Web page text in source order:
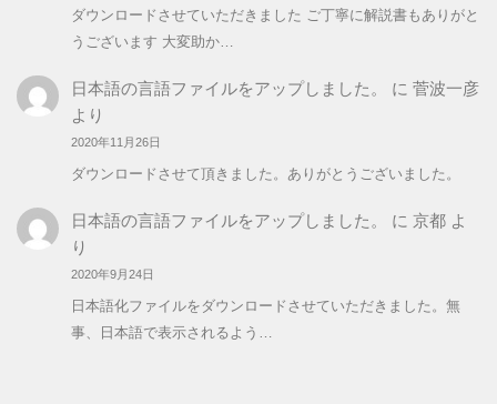
ダウンロードさせていただきました ご丁寧に解説書もありがと
うございます 大変助か…
日本語の言語ファイルをアップしました。 に 菅波一彦
より
2020年11月26日
ダウンロードさせて頂きました。ありがとうございました。
日本語の言語ファイルをアップしました。 に 京都よ
り
2020年9月24日
日本語化ファイルをダウンロードさせていただきました。無
事、日本語で表示されるよう…